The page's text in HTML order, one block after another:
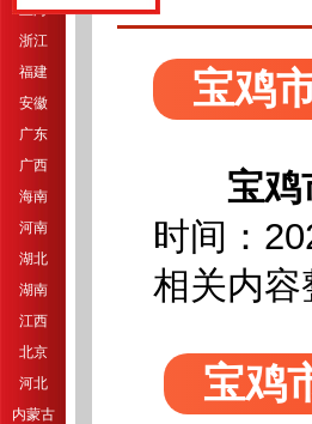
上海
浙江
福建
安徽
广东
广西
海南
河南
湖北
湖南
江西
北京
河北
内蒙古
宝鸡
宝鸡
时间：
相关内容
宝鸡